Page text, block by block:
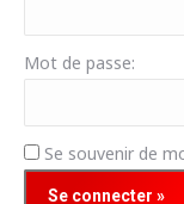
Mot de passe:
Se souvenir de